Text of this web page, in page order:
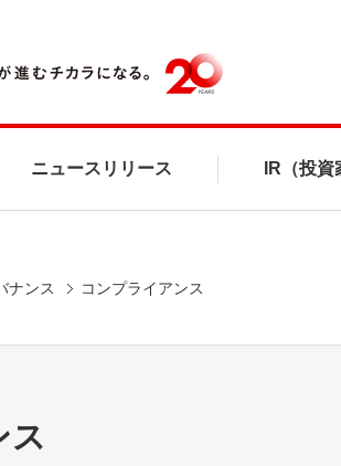
ニュースリリース IR（投資
ナンス コンプライアンス
ス